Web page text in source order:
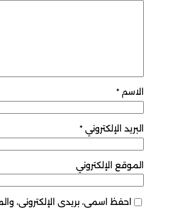
الاسم *
البريد الإلكتروني *
الموقع الإلكتروني
احفظ اسمي، بريدي الإلكتروني،